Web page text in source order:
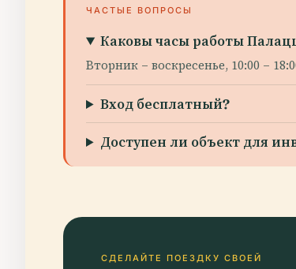
ЧАСТЫЕ ВОПРОСЫ
Каковы часы работы
Вторник – воскресенье, 10:00 –
Вход бесплатный?
Доступен ли объект для
СДЕЛАЙТЕ ПОЕЗДКУ СВОЕЙ